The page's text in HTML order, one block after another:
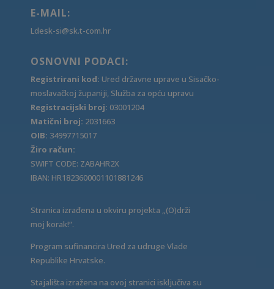
E-MAIL:
Ldesk-si@sk.t-com.hr
OSNOVNI PODACI:
Registrirani kod: Ured državne uprave u Sisačko-
moslavačkoj županiji, Služba za opću upravu
Registracijski broj: 03001204
Matični broj: 2031663
OIB: 34997715017
Žiro račun:
SWIFT CODE: ZABAHR2X
IBAN: HR1823600001101881246
Stranica izrađena u okviru projekta „(O)drži
moj korak!“.
Program sufinancira Ured za udruge Vlade
Republike Hrvatske.
Stajališta izražena na ovoj stranici isključiva su